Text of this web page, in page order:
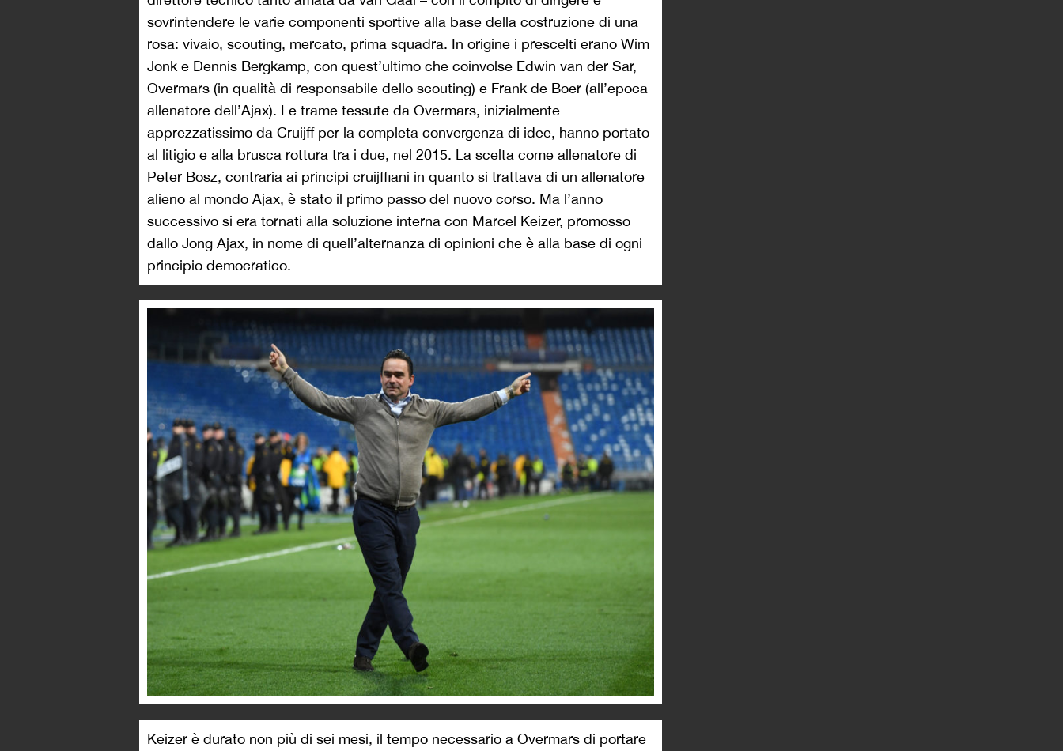
sovrintendere le varie componenti sportive alla base della costruzione di una
rosa: vivaio, scouting, mercato, prima squadra. In origine i prescelti erano Wim
Jonk e Dennis Bergkamp, con quest’ultimo che coinvolse Edwin van der Sar,
Overmars (in qualità di responsabile dello scouting) e Frank de Boer (all’epoca
allenatore dell’Ajax). Le trame tessute da Overmars, inizialmente
apprezzatissimo da Cruijff per la completa convergenza di idee, hanno portato
al litigio e alla brusca rottura tra i due, nel 2015. La scelta come allenatore di
Peter Bosz, contraria ai principi cruijffiani in quanto si trattava di un allenatore
alieno al mondo Ajax, è stato il primo passo del nuovo corso. Ma l’anno
successivo si era tornati alla soluzione interna con Marcel Keizer, promosso
dallo Jong Ajax, in nome di quell’alternanza di opinioni che è alla base di ogni
principio democratico.
Keizer è durato non più di sei mesi, il tempo necessario a Overmars di portare